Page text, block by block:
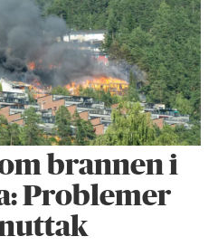
brannen i
Problemer